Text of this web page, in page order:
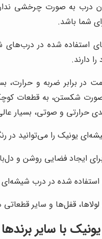
درب به صورت چرخشی
شما باشد.
استفاده شده در درب‌های
دارند.
در برابر ضربه و
شکستن، به قطعات
حرارتی و صوتی، بسیار
یونیک را می‌توانید
ایجاد فضایی روشن و
استفاده شده در درب شیشه‌ای
قفل‌ها و سایر
با سایر برندها